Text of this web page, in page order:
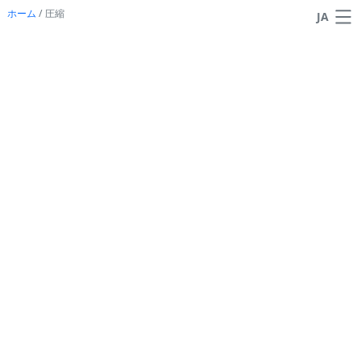
ホーム /圧縮 JA